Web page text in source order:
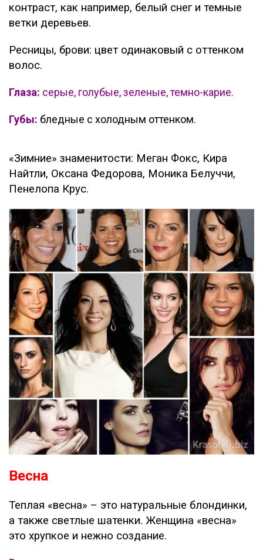
контраст, как например, белый снег и темные
ветки деревьев.
Ресницы, брови: цвет одинаковый с оттенком
волос.
Глаза: серые, голубые, зеленые, темно-карие.
Губы: бледные с холодным оттенком.
«Зимние» знаменитости: Меган Фокс, Кира
Найтли, Оксана Федорова, Моника Белуччи,
Пенелопа Крус.
Весна
Теплая «весна» – это натуральные блондинки,
а также светлые шатенки. Женщина «весна»
это хрупкое и нежно создание.